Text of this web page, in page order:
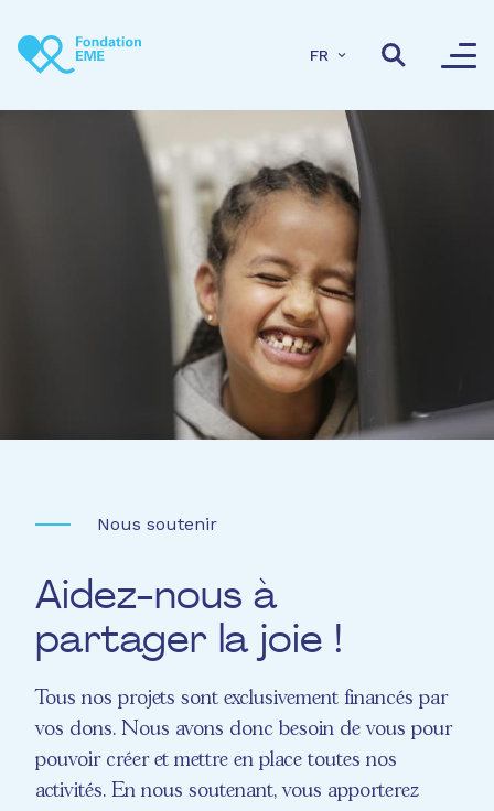
FR
Nous soutenir
Aidez-nous à
partager la joie !
Tous nos projets sont exclusivement financés par
vos dons. Nous avons donc besoin de vous pour
pouvoir créer et mettre en place toutes nos
activités. En nous soutenant, vous apporterez